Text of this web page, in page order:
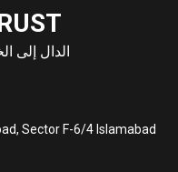
الدال إلى
Sector F-6/4 Islamabad